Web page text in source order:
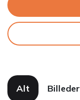
Alt Billeder